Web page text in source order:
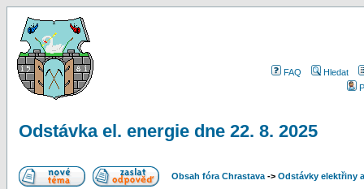
FAQ
Hledat
Odstávka el. energie dne 22. 8. 2025
Obsah fóra Chrastava -> Odstávky elektřiny